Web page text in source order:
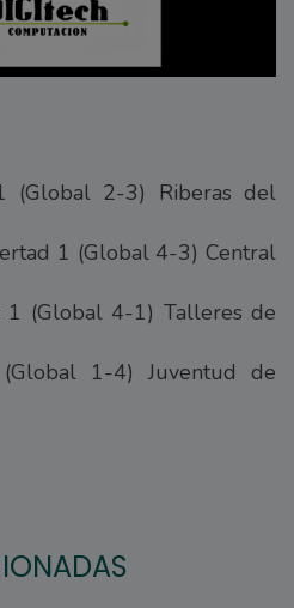
(Global 2-3) Riberas del
1 (Global 4-3) Central
(Global 4-1) Talleres de
1-4) Juventud de